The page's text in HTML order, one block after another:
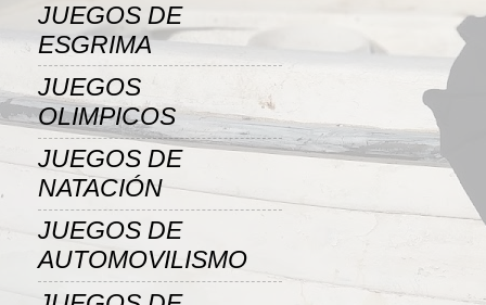
JUEGOS DE
ESGRIMA
JUEGOS
OLIMPICOS
JUEGOS DE
NATACIÓN
JUEGOS DE
AUTOMOVILISMO